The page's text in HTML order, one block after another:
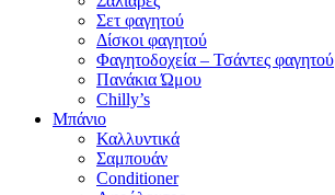
Σετ φαγητού
Δίσκοι φαγητού
Φαγητοδοχεία – Τσάντες φαγητού
Πανάκια Ώμου
Chilly’s
Μπάνιο
Καλλυντικά
Σαμπουάν
Conditioner